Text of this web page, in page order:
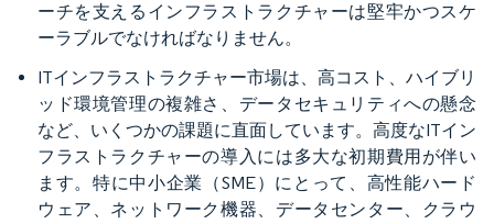
ーチを支えるインフラストラクチャーは堅牢かつスケ
ーラブルでなければなりません。
ITインフラストラクチャー市場は、高コスト、ハイブリ
ッド環境管理の複雑さ、データセキュリティへの懸念
など、いくつかの課題に直面しています。高度なITイン
フラストラクチャーの導入には多大な初期費用が伴い
ます。特に中小企業（SME）にとって、高性能ハード
ウェア、ネットワーク機器、データセンター、クラウ